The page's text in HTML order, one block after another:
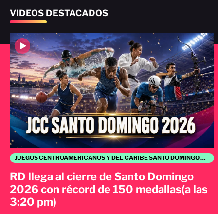
VIDEOS DESTACADOS
JUEGOS CENTROAMERICANOS Y DEL CARIBE SANTO DOMINGO 2026
RD llega al cierre de Santo Domingo
2026 con récord de 150 medallas(a las
3:20 pm)